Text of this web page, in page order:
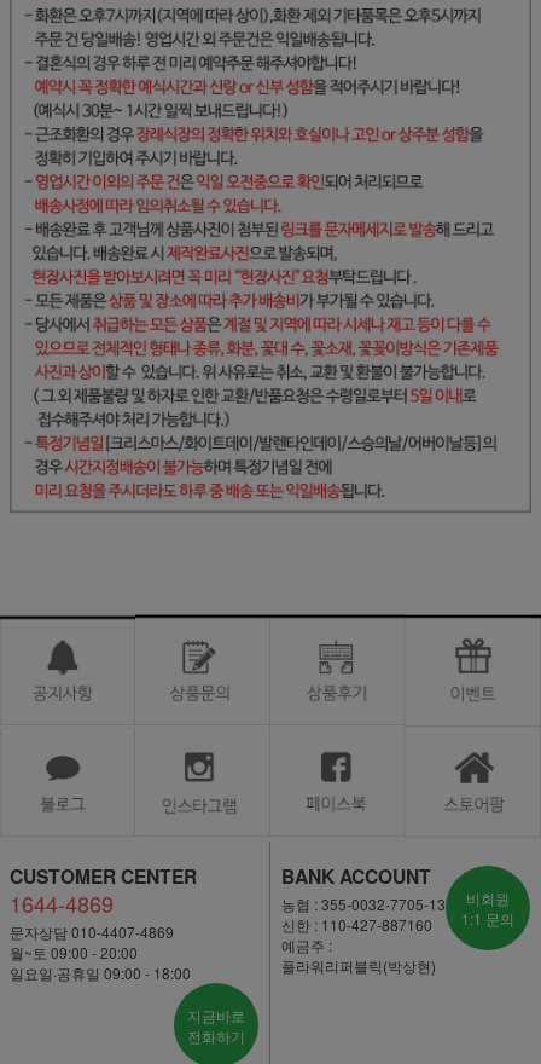
CUSTOMER CENTER
1644-4869
문자상담 010-4407-4869
월~토 09:00 - 20:00
일요일·공휴일 09:00 - 18:00
지금바로
전화하기
BANK ACCOUNT
농협 : 355-0032-7705-13
신한 : 110-427-887160
예금주 :
플라워리퍼블릭(박상현)
비회원
1:1 문의